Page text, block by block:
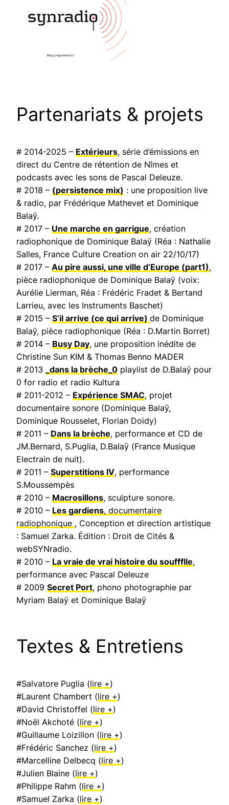
Partenariats & projets
# 2014-2025 – Extérieurs, série d’émissions en
direct du Centre de rétention de Nîmes et
podcasts avec les sons de Pascal Deleuze.
# 2018 – (persistence mix) : une proposition live
& radio, par Frédérique Mathevet et Dominique
Balaÿ.
# 2017 – Une marche en garrigue, création
radiophonique de Dominique Balaÿ (Réa : Nathalie
Salles, France Culture Creation on air 22/10/17)
# 2017 – Au pire aussi, une ville d’Europe (part1),
pièce radiophonique de Dominique Balaÿ (voix:
Aurélie Lierman, Réa : Frédéric Fradet & Bertand
Larrieu, avec les Instruments Baschet)
# 2015 – S’il arrive (ce qui arrive) de Dominique
Balaÿ, pièce radiophonique (Réa : D.Martin Borret)
# 2014 – Busy Day, une proposition inédite de
Christine Sun KIM & Thomas Benno MADER
# 2013
_dans la brèche_0 playlist de D.Balaÿ pour
0 for radio et radio Kultura
# 2011-2012 – Expérience SMAC, projet
documentaire sonore (Dominique Balaÿ,
Dominique Rousselet, Florian Doidy)
# 2011 – Dans la brèche, performance et CD de
JM.Bernard, S.Puglia, D.Balaÿ (France Musique
Electrain de nuit).
# 2011 – Superstitions IV, performance
S.Moussempès
# 2010 – Macrosillons, sculpture sonore.
# 2010 – Les gardiens, documentaire
radiophonique , Conception et direction artistique
: Samuel Zarka. Édition : Droit de Cités &
webSYNradio.
# 2010 – La vraie de vrai histoire du souffflle,
performance avec Pascal Deleuze
# 2009 Secret Port, phono photographie par
Myriam Balaÿ et Dominique Balaÿ
Textes & Entretiens
#Salvatore Puglia (lire +)
#Laurent Chambert (lire +)
#David Christoffel (lire +)
#Noël Akchoté (lire +)
#Guillaume Loizillon (lire +)
#Frédéric Sanchez (lire +)
#Marcelline Delbecq (lire +)
#Julien Blaine (lire +)
#Philippe Rahm (lire +)
#Samuel Zarka (lire +)